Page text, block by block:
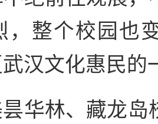
，整个校园也
汉文化惠民的
华林、藏龙岛